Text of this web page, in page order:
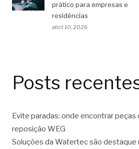
prático para empresas e
residências
abril 10, 2026
Posts
Evite paradas: onde encontrar peças
reposição WEG
Soluções da Watertec são destaque